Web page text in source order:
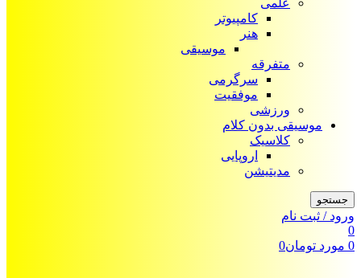
علمی
کامپیوتر
هنر
موسیقی
متفرقه
سرگرمی
موفقیت
ورزشی
موسیقی بدون کلام
کلاسیک
اروپایی
مدیتیشن
جستجو
ورود / ثبت نام
0
0 مورد تومان0